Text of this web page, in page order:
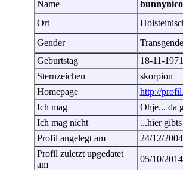
Name
Ort
Gender
Geburtstag
18-11-1971
Sternzeichen
skorpion
Homepage
http://
Ich mag
Ohje... da
Ich mag nicht
...hier
Profil angelegt am
24/12/2004
Profil zuletzt upgedatet
am
05/10/2014